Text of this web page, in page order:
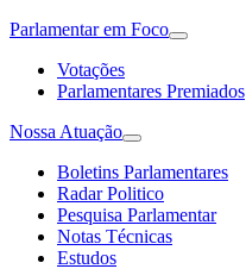
Parlamentar em Foco
Votações
Parlamentares Premiados
Nossa Atuação
Boletins Parlamentares
Radar Politico
Pesquisa Parlamentar
Notas Técnicas
Estudos